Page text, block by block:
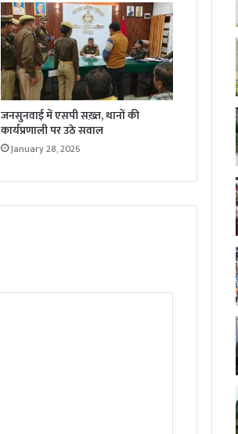
जनसुनवाई में एसपी सख़्त, थानों की
कार्यप्रणाली पर उठे सवाल
January 28, 2026